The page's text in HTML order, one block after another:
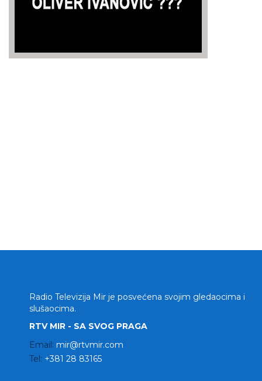
Radio Televizija Mir je posvećena svojim gledaocima i
slušaocima.
RTV MIR - SA SVOG PRAGA
Email: mir@rtvmir.com
Tel: +381 28 83165